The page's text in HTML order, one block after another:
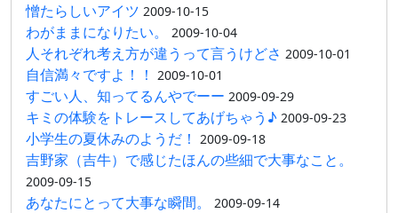
憎たらしいアイツ 2009-10-15
わがままになりたい。 2009-10-04
人それぞれ考え方が違うって言うけどさ 2009-10-01
自信満々ですよ！！ 2009-10-01
すごい人、知ってるんやでーー 2009-09-29
キミの体験をトレースしてあげちゃう♪ 2009-09-23
小学生の夏休みのようだ！ 2009-09-18
吉野家（吉牛）で感じたほんの些細で大事なこと。
2009-09-15
あなたにとって大事な瞬間。 2009-09-14